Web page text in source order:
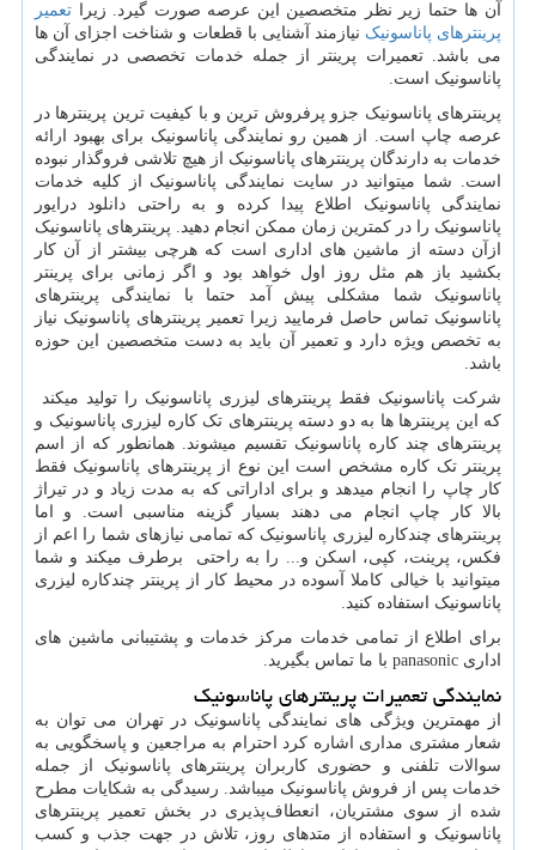
آن ها حتما زیر نظر متخصصین این عرصه صورت گیرد. زیرا تعمیر
پرینترهای پاناسونیک نیازمند آشنایی با قطعات و شناخت اجزای آن ها
می باشد. تعمیرات پرینتر از جمله خدمات تخصصی در نمایندگی
پاناسونیک است.
پرینترهای پاناسونیک جزو پرفروش ترین و با کیفیت ترین پرینترها در
عرصه چاپ است. از همین رو نمایندگی پاناسونیک برای بهبود ارائه
خدمات به دارندگان پرینترهای پاناسونیک از هیچ تلاشی فروگذار نبوده
است. شما میتوانید در سایت نمایندگی پاناسونیک از کلیه خدمات
نمایندگی پاناسونیک اطلاع پیدا کرده و به راحتی دانلود درایور
پاناسونیک را در کمترین زمان ممکن انجام دهید. پرینترهای پاناسونیک
ازآن دسته از ماشین های اداری است که هرچی بیشتر از آن کار
بکشید باز هم مثل روز اول خواهد بود و اگر زمانی برای پرینتر
پاناسونیک شما مشکلی پیش آمد حتما با نمایندگی پرینترهای
پاناسونیک تماس حاصل فرمایید زیرا تعمیر پرینترهای پاناسونیک نیاز
به تخصص ویژه دارد و تعمیر آن باید به دست متخصصین این حوزه
باشد.
شرکت پاناسونیک فقط پرینترهای لیزری پاناسونیک را تولید میکند
که این پرینترها ها به دو دسته پرینترهای تک کاره لیزری پاناسونیک و
پرینترهای چند کاره پاناسونیک تقسیم میشوند. همانطور که از اسم
پرینتر تک کاره مشخص است این نوع از پرینترهای پاناسونیک فقط
کار چاپ را انجام میدهد و برای اداراتی که به مدت زیاد و در تیراژ
بالا کار چاپ انجام می دهند بسیار گزینه مناسبی است. و اما
پرینترهای چندکاره لیزری پاناسونیک که تمامی نیازهای شما را اعم از
فکس، پرینت، کپی، اسکن و... را به راحتی برطرف میکند و شما
میتوانید با خیالی کاملا آسوده در محیط کار از پرینتر چندکاره لیزری
پاناسونیک استفاده کنید.
برای اطلاع از تمامی خدمات مرکز خدمات و پشتیبانی ماشین های
اداری panasonic با ما تماس بگیرید.
نمایندگی تعمیرات پرینترهای پاناسونیک
از مهمترین ویژگی های نمایندگی پاناسونیک در تهران می توان به
شعار مشتری مداری اشاره کرد احترام به مراجعین و پاسخگویی به
سوالات تلفنی و حضوری کاربران پرینترهای پاناسونیک از جمله
خدمات پس از فروش پاناسونیک میباشد. رسیدگی به شکایات مطرح
شده از سوی مشتریان، انعطاف‌پذیری در بخش تعمیر پرینترهای
پاناسونیک و استفاده از متدهای روز، تلاش در جهت جذب و کسب